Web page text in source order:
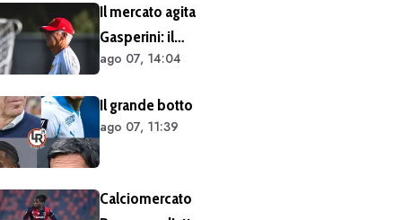
Il mercato agita
Gasperini: il
retroscena dietro al
Ecco cosa è emerso
dal meeting con la
ago 07, 14:04
Il grande botto
ago 07, 11:39
Calciomercato